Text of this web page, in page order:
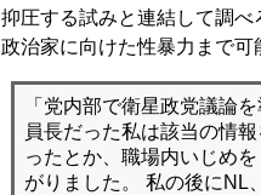
抑圧する試みと連結して調
政治家に向けた性暴力まで可
「党内部で衛星政党議論
員長だった私は該当の情
ったとか、職場内いじめ
がりました。 私の後にNL